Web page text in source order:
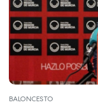
BALONCESTO